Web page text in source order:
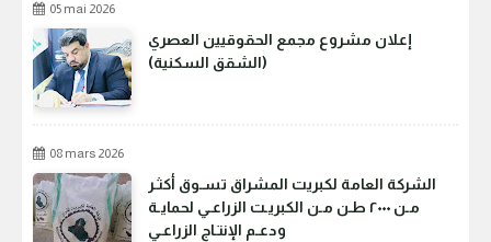
05 mai 2026
إعلان مشروع مجمع الحقوقيين العصري
(الشقق السكنية)
08 mars 2026
الشركة العامة لكبريت المشراق تسـوق أكثـر
مـن ٢٠٠٠ طـن مـن الكبريـت الزراعـي لحمايـة
ودعـم الإنتـاج الزراعـي